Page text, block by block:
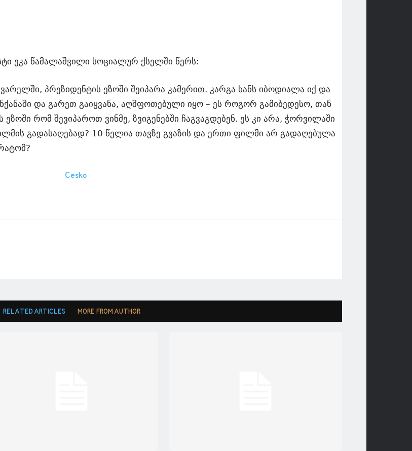
ეკა წამალაშვილი სოციალურ ქსელში წერს:
პრეზიდენტის ეზოში შეიპარა კამერით. კარგა ხანს იბოდიალა იქ და
და გარეთ გაიყვანა, აღშფოთებული იყო – ეს როგორ გამიბედესო, თან
ეზოში რომ შევიპაროთ ვინმე, ზვიგენებში ჩაგვაგდებენ. ეს კი არა, ჭორვილაში
გადასაღებად? 10 წელია თავზე გვაზის და ერთი ფილმი არ გადაღებულა
RELATED ARTICLES MORE FROM AUTHOR